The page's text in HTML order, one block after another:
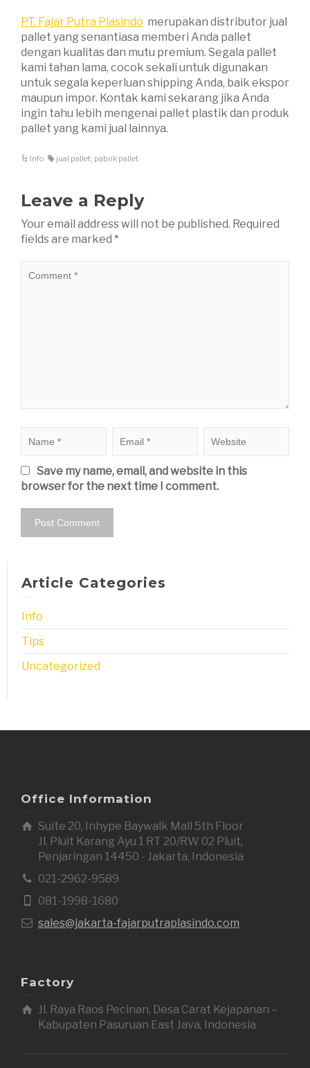
PT. Fajar Putra Plasindo merupakan distributor jual
pallet yang senantiasa memberi Anda pallet
dengan kualitas dan mutu premium. Segala pallet
kami tahan lama, cocok sekali untuk digunakan
untuk segala keperluan shipping Anda, baik ekspor
maupun impor. Kontak kami sekarang jika Anda
ingin tahu lebih mengenai pallet plastik dan produk
pallet yang kami jual lainnya.
Info jual pallet, pabrik pallet
Leave a Reply
Your email address will not be published. Required
fields are marked *
Save my name, email, and website in this
browser for the next time I comment.
Article Categories
Info
Tips
Uncategorized
Office Information
Suite 20, Inhype Baywalk Mall 5th Floor
Jl. Pluit Karang Ayu 1 RT 20/RW 02 Pluit,
Penjaringan 14450 - Jakarta, Indonesia
021-2962-9589
081-1998-1680
sales@jakarta-fajarputraplasindo.com
Factory
Jl. Raya Raos Pecinan, Desa Carat Kejapanan –
Kabupaten Pasuruan East Java, Indonesia